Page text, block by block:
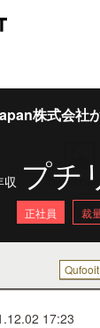
株式会社
収 プチ
正社員 裁
17:23